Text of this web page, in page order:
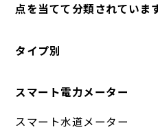
点を当てて分類されています
タイプ別
スマート電力メーター
スマート水道メーター